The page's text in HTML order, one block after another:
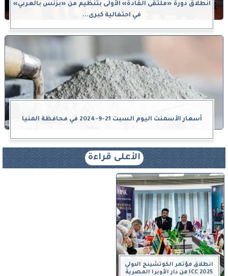
انطلاق دورة «ملتقى القادة» الأولى بتنظيم من «بزنس بالعربي»
في احتفالية كبرى...
أسعار الأسمنت اليوم السبت 21-9-2024 في محافظة المنيا
الأعلى قراءة
انطلاق مؤتمر الكوتشينج الدولي
ICC 2025 من دار الأوبرا المصرية